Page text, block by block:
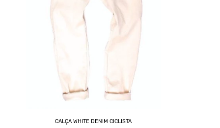
CALÇA WHITE DENIM CICLISTA